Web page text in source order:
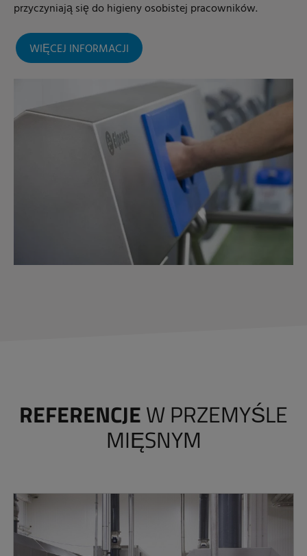
przyczyniają się do higieny osobistej pracowników.
WIĘCEJ INFORMACJI
REFERENCJEW PRZEMYŚLE
MIĘSNYM